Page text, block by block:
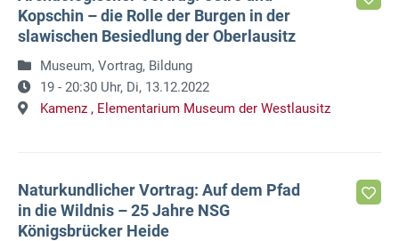
Kopschin – die Rolle der Burgen in der
slawischen Besiedlung der Oberlausitz
Museum, Vortrag, Bildung
19 - 20:30 Uhr, Di, 13.12.2022
Kamenz , Elementarium Museum der Westlausitz
Naturkundlicher Vortrag: Auf dem Pfad
in die Wildnis – 25 Jahre NSG
Königsbrücker Heide